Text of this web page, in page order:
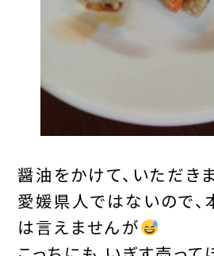
醤油をかけて、いただき
愛媛県人ではないので、
は言えませんが